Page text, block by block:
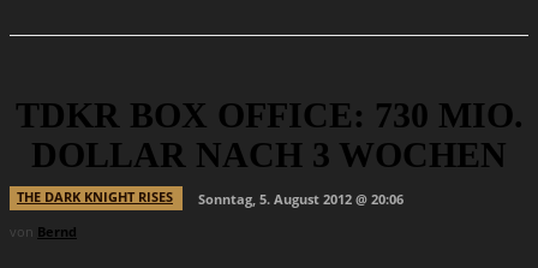
TDKR BOX OFFICE: 730 MIO.
DOLLAR NACH 3 WOCHEN
THE DARK KNIGHT RISES
Sonntag, 5. August 2012 @ 20:06
von Bernd